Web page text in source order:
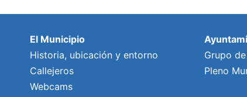
El Municipio
Historia, ubicación y entorno
Callejeros
Webcams
Grupo
Pleno